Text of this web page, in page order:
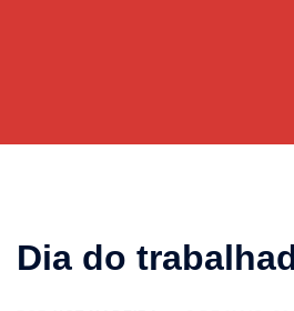
Dia do